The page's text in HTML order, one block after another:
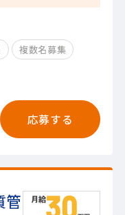
複数名募集
応募する
管